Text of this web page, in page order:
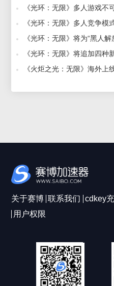
关于赛博 联系我们 cdkey
用户权限